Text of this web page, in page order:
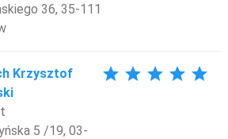
36, 35-111
Krzysztof
5 /19, 03-
star star star star star